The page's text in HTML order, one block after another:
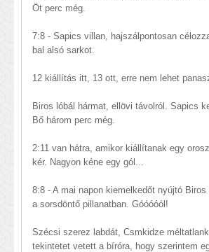
Öt perc még.
7:8 - Sapics villan, hajszálpontosan
bal alsó sarkot.
12 kiállítás itt, 13 ott, erre nem lehet
Biros lóbál hármat, ellövi távolról. Sapics
Bő három perc még.
2:11 van hátra, amikor kiállítanak egy
kér. Nagyon kéne egy gól...
8:8 - A mai napon kiemelkedőt nyújtó
a sorsdöntő pillanatban. Góóóóól!
Szécsi szerez labdát, Csmkidze
tekintetet vetett a bíróra, hogy szerintem